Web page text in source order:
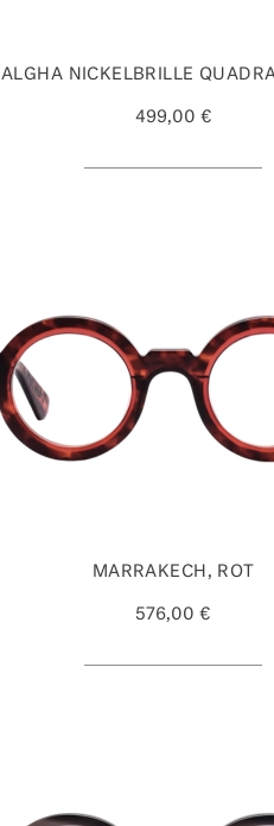
ALGHA NICKELBRILLE
499,00 €
MARRAKECH, ROT
576,00 €